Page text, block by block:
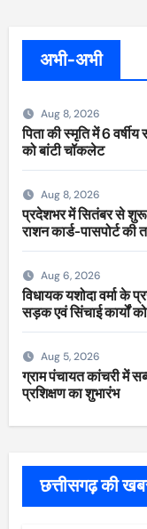
अभी-अभी
Aug 8, 2026
पिता की स्मृति में 6 वर्षीय
को बांटी चॉकलेट
Aug 8, 2026
प्रदेशभर में सितंबर से शुरू
राशन कार्ड-पासपोर्ट की
Aug 6, 2026
विधायक यशोदा वर्मा
सड़क एवं सिंचाई कार्यों
Aug 5, 2026
ग्राम पंचायत कांचरी में
प्रशिक्षण का शुभारंभ
छत्तीसगढ़ की